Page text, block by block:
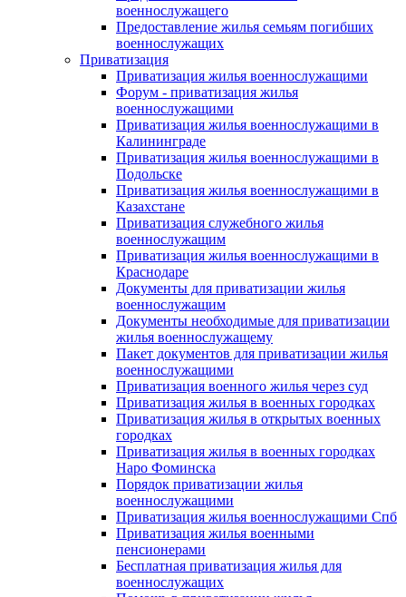
военнослужащего
Предоставление жилья семьям погибших
военнослужащих
Приватизация
Приватизация жилья военнослужащими
Форум - приватизация жилья
военнослужащими
Приватизация жилья военнослужащими в
Калининграде
Приватизация жилья военнослужащими в
Подольске
Приватизация жилья военнослужащими в
Казахстане
Приватизация служебного жилья
военнослужащим
Приватизация жилья военнослужащими в
Краснодаре
Документы для приватизации жилья
военнослужащим
Документы необходимые для приватизации
жилья военнослужащему
Пакет документов для приватизации жилья
военнослужащими
Приватизация военного жилья через суд
Приватизация жилья в военных городках
Приватизация жилья в открытых военных
городках
Приватизация жилья в военных городках
Наро Фоминска
Порядок приватизации жилья
военнослужащими
Приватизация жилья военнослужащими Спб
Приватизация жилья военными
пенсионерами
Бесплатная приватизация жилья для
военнослужащих